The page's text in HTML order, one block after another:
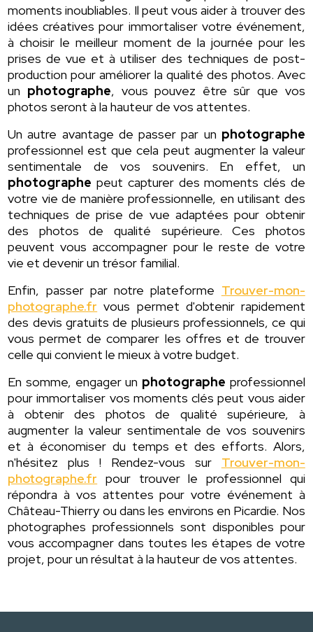
moments inoubliables. Il peut vous aider à trouver des
idées créatives pour immortaliser votre événement,
à choisir le meilleur moment de la journée pour les
prises de vue et à utiliser des techniques de post-
production pour améliorer la qualité des photos. Avec
un photographe, vous pouvez être sûr que vos
photos seront à la hauteur de vos attentes.
Un autre avantage de passer par un photographe
professionnel est que cela peut augmenter la valeur
sentimentale de vos souvenirs. En effet, un
photographe peut capturer des moments clés de
votre vie de manière professionnelle, en utilisant des
techniques de prise de vue adaptées pour obtenir
des photos de qualité supérieure. Ces photos
peuvent vous accompagner pour le reste de votre
vie et devenir un trésor familial.
Enfin, passer par notre plateforme Trouver-mon-
photographe.fr vous permet d'obtenir rapidement
des devis gratuits de plusieurs professionnels, ce qui
vous permet de comparer les offres et de trouver
celle qui convient le mieux à votre budget.
En somme, engager un photographe professionnel
pour immortaliser vos moments clés peut vous aider
à obtenir des photos de qualité supérieure, à
augmenter la valeur sentimentale de vos souvenirs
et à économiser du temps et des efforts. Alors,
n'hésitez plus ! Rendez-vous sur Trouver-mon-
photographe.fr pour trouver le professionnel qui
répondra à vos attentes pour votre événement à
Château-Thierry ou dans les environs en Picardie. Nos
photographes professionnels sont disponibles pour
vous accompagner dans toutes les étapes de votre
projet, pour un résultat à la hauteur de vos attentes.